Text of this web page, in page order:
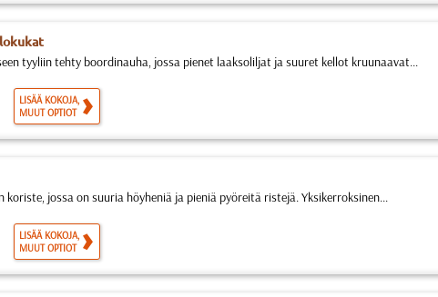
tyyliin tehty boordinauha, jossa pienet laaksoliljat ja suuret kellot kruunaavat...
LISÄÄ KOKOJA,
MUUT OPTIOT
koriste, jossa on suuria höyheniä ja pieniä pyöreitä ristejä. Yksikerroksinen...
LISÄÄ KOKOJA,
MUUT OPTIOT